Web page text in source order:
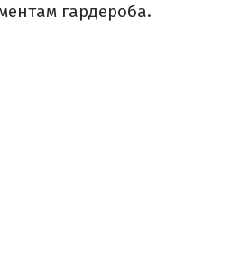
гардероба.